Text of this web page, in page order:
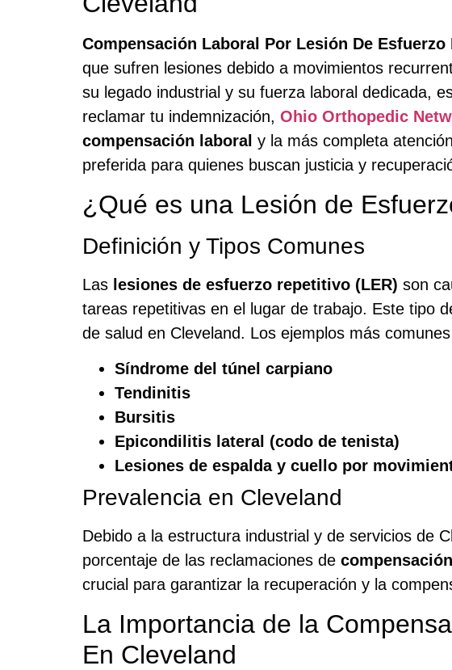
Compensación Laboral Por Lesión De Esfuerzo
que sufren lesiones debido a movimientos
su legado industrial y su fuerza laboral dedicada,
reclamar tu indemnización, Ohio Orthopedic
compensación laboral y la más completa
preferida para quienes buscan justicia y
¿Qué es una Lesión de
Definición y Tipos Comunes
Las lesiones de esfuerzo repetitivo (LER) son
tareas repetitivas en el lugar de trabajo. Este tipo
de salud en Cleveland. Los ejemplos más
Síndrome del túnel carpiano
Tendinitis
Bursitis
Epicondilitis lateral (codo de tenista)
Lesiones de espalda y cuello por
Prevalencia en Cleveland
Debido a la estructura industrial y de servicios de
porcentaje de las reclamaciones de
crucial para garantizar la recuperación y la
La Importancia de la
En Cleveland